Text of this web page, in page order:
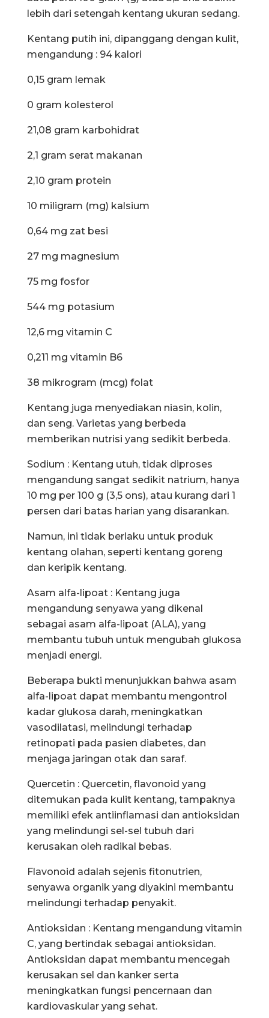
lebih dari setengah kentang ukuran sedang.
Kentang putih ini, dipanggang dengan kulit,
mengandung : 94 kalori
0,15 gram lemak
0 gram kolesterol
21,08 gram karbohidrat
2,1 gram serat makanan
2,10 gram protein
10 miligram (mg) kalsium
0,64 mg zat besi
27 mg magnesium
75 mg fosfor
544 mg potasium
12,6 mg vitamin C
0,211 mg vitamin B6
38 mikrogram (mcg) folat
Kentang juga menyediakan niasin, kolin,
dan seng. Varietas yang berbeda
memberikan nutrisi yang sedikit berbeda.
Sodium : Kentang utuh, tidak diproses
mengandung sangat sedikit natrium, hanya
10 mg per 100 g (3,5 ons), atau kurang dari 1
persen dari batas harian yang disarankan.
Namun, ini tidak berlaku untuk produk
kentang olahan, seperti kentang goreng
dan keripik kentang.
Asam alfa-lipoat : Kentang juga
mengandung senyawa yang dikenal
sebagai asam alfa-lipoat (ALA), yang
membantu tubuh untuk mengubah glukosa
menjadi energi.
Beberapa bukti menunjukkan bahwa asam
alfa-lipoat dapat membantu mengontrol
kadar glukosa darah, meningkatkan
vasodilatasi, melindungi terhadap
retinopati pada pasien diabetes, dan
menjaga jaringan otak dan saraf.
Quercetin : Quercetin, flavonoid yang
ditemukan pada kulit kentang, tampaknya
memiliki efek antiinflamasi dan antioksidan
yang melindungi sel-sel tubuh dari
kerusakan oleh radikal bebas.
Flavonoid adalah sejenis fitonutrien,
senyawa organik yang diyakini membantu
melindungi terhadap penyakit.
Antioksidan : Kentang mengandung vitamin
C, yang bertindak sebagai antioksidan.
Antioksidan dapat membantu mencegah
kerusakan sel dan kanker serta
meningkatkan fungsi pencernaan dan
kardiovaskular yang sehat.